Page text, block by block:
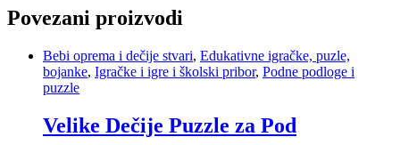
Povezani proizvodi
Bebi oprema i dečije stvari, Edukativne igračke, puzle,
bojanke, Igračke i igre i školski pribor, Podne podloge i
puzzle
Velike Dečije Puzzle za Pod